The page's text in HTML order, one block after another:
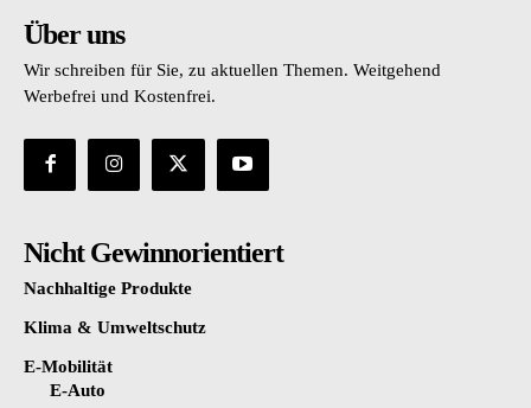
Über uns
Wir schreiben für Sie, zu aktuellen Themen. Weitgehend
Werbefrei und Kostenfrei.
Nicht Gewinnorientiert
Nachhaltige Produkte
Klima & Umweltschutz
E-Mobilität
E-Auto